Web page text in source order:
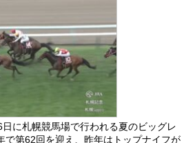
に札幌競馬場で行われる夏のビッグレ
で第62回を迎え、昨年はトップナイフが